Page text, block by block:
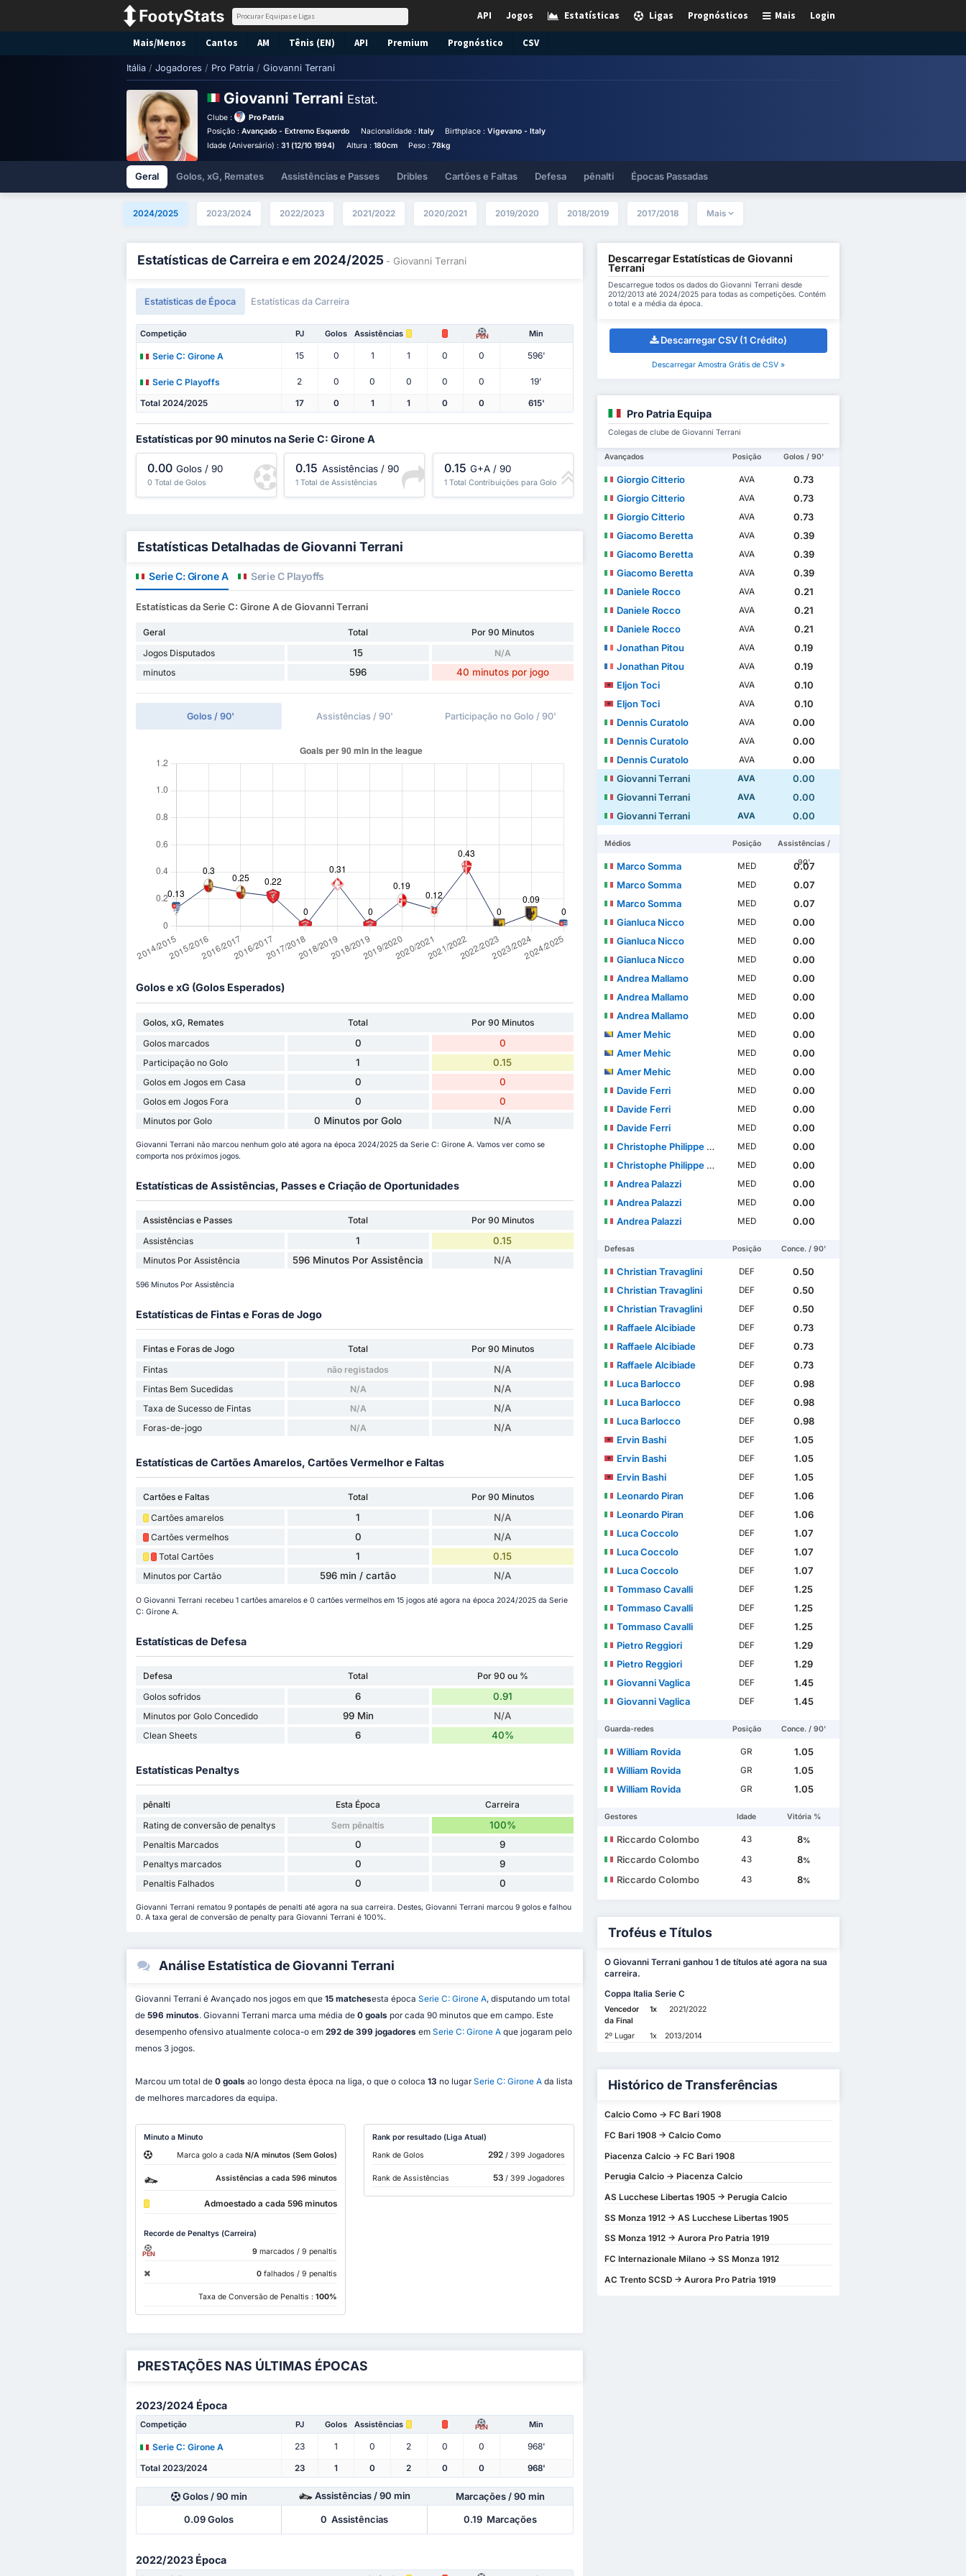
Login
Mais
Prognósticos
Ligas
Estatísticas
Jogos
API
Mais/Menos Cantos AM Tênis (EN) API Premium Prognóstico CSV
Itália / Jogadores / Pro Patria / Giovanni Terrani
Giovanni Terrani Estat.
Clube :
Pro Patria
Posição :Avançado - Extremo Esquerdo Nacionalidade : Italy Birthplace :Vigevano - Italy
Idade (Aniversário) :31 (12/10 1994) Altura : 180cm Peso :78kg
Geral Golos, xG, Remates Assistências e Passes Dribles Cartões e Faltas Defesa pênalti Épocas Passadas
2024/2025 2023/2024 2022/2023 2021/2022 2020/2021 2019/2020 2018/2019 2017/2018 Mais
Estatísticas de Carreira e em 2024/2025 - Giovanni Terrani
Estatísticas de Época Estatísticas da Carreira
Competição PJ Golos Assistências PEN Min
Serie C: Girone A 15 0 1 1 0 0 596'
Serie C Playoffs 2 0 0 0 0 0 19'
Total 2024/2025 17 0 1 1 0 0 615'
Estatísticas por 90 minutos na Serie C: Girone A
0.00 Golos / 90
0 Total de Golos
0.15 Assistências / 90
1 Total de Assistências
0.15 G+A / 90
1 Total Contribuições para Golo
Estatísticas Detalhadas de Giovanni Terrani
Serie C: Girone A Serie C Playoffs
Estatísticas da Serie C: Girone A de Giovanni Terrani
Geral Total
Por 90 Minutos
Jogos Disputados
15
N/A
minutos
596 40 minutos por jogo
Golos / 90' Assistências / 90' Participação no Golo / 90'
Golos e xG (Golos Esperados)
Golos, xG, Remates Total
Por 90 Minutos
Golos marcados
0 0
Participação no Golo 1 0.15
Golos em Jogos em Casa 0 0
Golos em Jogos Fora 0 0
Minutos por Golo 0 Minutos por Golo N/A
Giovanni Terrani não marcou nenhum golo até agora na época 2024/2025 da Serie C: Girone A. Vamos ver como se
comporta nos próximos jogos.
Estatísticas de Assistências, Passes e Criação de Oportunidades
Assistências e Passes Total
Por 90 Minutos
Assistências
1 0.15
Minutos Por Assistência 596 Minutos Por Assistência N/A
596 Minutos Por Assistência
Estatísticas de Fintas e Foras de Jogo
Fintas e Foras de Jogo Total
Por 90 Minutos
Fintas
não registados N/A
Fintas Bem Sucedidas N/A N/A
Taxa de Sucesso de Fintas N/A N/A
Foras-de-jogo N/A N/A
Estatísticas de Cartões Amarelos, Cartões Vermelhor e Faltas
Cartões e Faltas Total
Por 90 Minutos
Cartões amarelos
1 N/A
Cartões vermelhos 0 N/A
Total Cartões 1 0.15
Minutos por Cartão 596 min / cartão N/A
O Giovanni Terrani recebeu 1 cartões amarelos e 0 cartões vermelhos em 15 jogos até agora na época 2024/2025 da Serie
C: Girone A.
Estatísticas de Defesa
Defesa Total
Por 90 ou %
Golos sofridos
6 0.91
Minutos por Golo Concedido 99 Min N/A
Clean Sheets 6 40%
Estatísticas Penaltys
pênalti Esta Época
Carreira
Rating de conversão de penaltys
Sem pênaltis 100%
Penaltis Marcados 0 9
Penaltys marcados 0 9
Penaltis Falhados 0 0
Giovanni Terrani rematou 9 pontapés de penalti até agora na sua carreira. Destes, Giovanni Terrani marcou 9 golos e falhou
0. A taxa geral de conversão de penalty para Giovanni Terrani é 100%.
Análise Estatística de Giovanni Terrani
Giovanni Terrani é Avançado nos jogos em que 15 matchesesta época Serie C: Girone A, disputando um total
de 596 minutos. Giovanni Terrani marca uma média de 0 goals por cada 90 minutos que em campo. Este
desempenho ofensivo atualmente coloca-o em 292 de 399 jogadores em Serie C: Girone Aque jogaram pelo
menos 3 jogos.
Marcou um total de 0 goals ao longo desta época na liga, o que o coloca 13 no lugar Serie C: Girone Ada lista
de melhores marcadores da equipa.
Minuto a Minuto
Marca golo a cada N/A minutos (Sem Golos)
Assistências a cada 596 minutos
Admoestado a cada 596 minutos
Recorde de Penaltys (Carreira)
PEN 9 marcados / 9 penaltis
0 falhados / 9 penaltis
Taxa de Conversão de Penaltis : 100%
Rank por resultado (Liga Atual)
Rank de Golos
292 / 399 Jogadores
Rank de Assistências 53 / 399 Jogadores
PRESTAÇÕES NAS ÚLTIMAS ÉPOCAS
2023/2024 Época
Competição PJ Golos Assistências PEN Min
Serie C: Girone A 23 1 0 2 0 0 968'
Total 2023/2024 23 1 0 2 0 0 968'
Golos/ 90 min Assistências/ 90 min
Marcações / 90 min
0.09Golos 0 Assistências 0.19 Marcações
2022/2023 Época
Descarregar Estatísticas de Giovanni
Terrani
Descarregue todos os dados do Giovanni Terrani desde
2012/2013 até 2024/2025 para todas as competições. Contém
o total e a média da época.
Descarregar CSV (1 Crédito)
Descarregar Amostra Grátis de CSV »
Pro Patria Equipa
Colegas de clube de Giovanni Terrani
Avançados Posição Golos / 90'
Giorgio Citterio AVA
0.73
Giorgio Citterio
AVA
0.73
Giorgio Citterio
AVA
0.73
Giacomo Beretta
AVA
0.39
Giacomo Beretta
AVA
0.39
Giacomo Beretta
AVA
0.39
Daniele Rocco
AVA
0.21
Daniele Rocco
AVA
0.21
Daniele Rocco
AVA
0.21
Jonathan Pitou
AVA
0.19
Jonathan Pitou
AVA
0.19
Eljon Toci
AVA
0.10
Eljon Toci
AVA
0.10
Dennis Curatolo
AVA
0.00
Dennis Curatolo
AVA
0.00
Dennis Curatolo
AVA
0.00
Giovanni Terrani
AVA
0.00
Giovanni Terrani
AVA
0.00
Giovanni Terrani
AVA 0.00
Médios Posição
Assistências /
90'
Marco Somma MED
0.07
Marco Somma
MED
0.07
Marco Somma
MED
0.07
Gianluca Nicco
MED
0.00
Gianluca Nicco
MED
0.00
Gianluca Nicco
MED
0.00
Andrea Mallamo
MED
0.00
Andrea Mallamo
MED
0.00
Andrea Mallamo
MED
0.00
Amer Mehic
MED
0.00
Amer Mehic
MED
0.00
Amer Mehic
MED
0.00
Davide Ferri
MED
0.00
Davide Ferri
MED
0.00
Davide Ferri
MED
0.00
Christophe Philippe Renault
MED
0.00
Christophe Philippe Renault
MED
0.00
Andrea Palazzi
MED
0.00
Andrea Palazzi
MED
0.00
Andrea Palazzi
MED 0.00
Defesas Posição Conce. / 90'
Christian Travaglini DEF
0.50
Christian Travaglini
DEF
0.50
Christian Travaglini
DEF
0.50
Raffaele Alcibiade
DEF
0.73
Raffaele Alcibiade
DEF
0.73
Raffaele Alcibiade
DEF
0.73
Luca Barlocco
DEF
0.98
Luca Barlocco
DEF
0.98
Luca Barlocco
DEF
0.98
Ervin Bashi
DEF
1.05
Ervin Bashi
DEF
1.05
Ervin Bashi
DEF
1.05
Leonardo Piran
DEF
1.06
Leonardo Piran
DEF
1.06
Luca Coccolo
DEF
1.07
Luca Coccolo
DEF
1.07
Luca Coccolo
DEF
1.07
Tommaso Cavalli
DEF
1.25
Tommaso Cavalli
DEF
1.25
Tommaso Cavalli
DEF
1.25
Pietro Reggiori
DEF
1.29
Pietro Reggiori
DEF
1.29
Giovanni Vaglica
DEF
1.45
Giovanni Vaglica
DEF 1.45
Guarda-redes Posição Conce. / 90'
William Rovida GR
1.05
William Rovida
GR
1.05
William Rovida
GR 1.05
Gestores Idade Vitória %
Riccardo Colombo 43 8%
Riccardo Colombo 43 8%
Riccardo Colombo 43 8%
Troféus e Títulos
O Giovanni Terrani ganhou 1 de títulos até agora na sua
carreira.
Coppa Italia Serie C
Vencedor
da Final
1x 2021/2022
2º Lugar 1x 2013/2014
Histórico de Transferências
Calcio Como -> FC Bari 1908
FC Bari 1908 -> Calcio Como
Piacenza Calcio -> FC Bari 1908
Perugia Calcio -> Piacenza Calcio
AS Lucchese Libertas 1905 -> Perugia Calcio
SS Monza 1912 -> AS Lucchese Libertas 1905
SS Monza 1912 -> Aurora Pro Patria 1919
FC Internazionale Milano -> SS Monza 1912
AC Trento SCSD -> Aurora Pro Patria 1919